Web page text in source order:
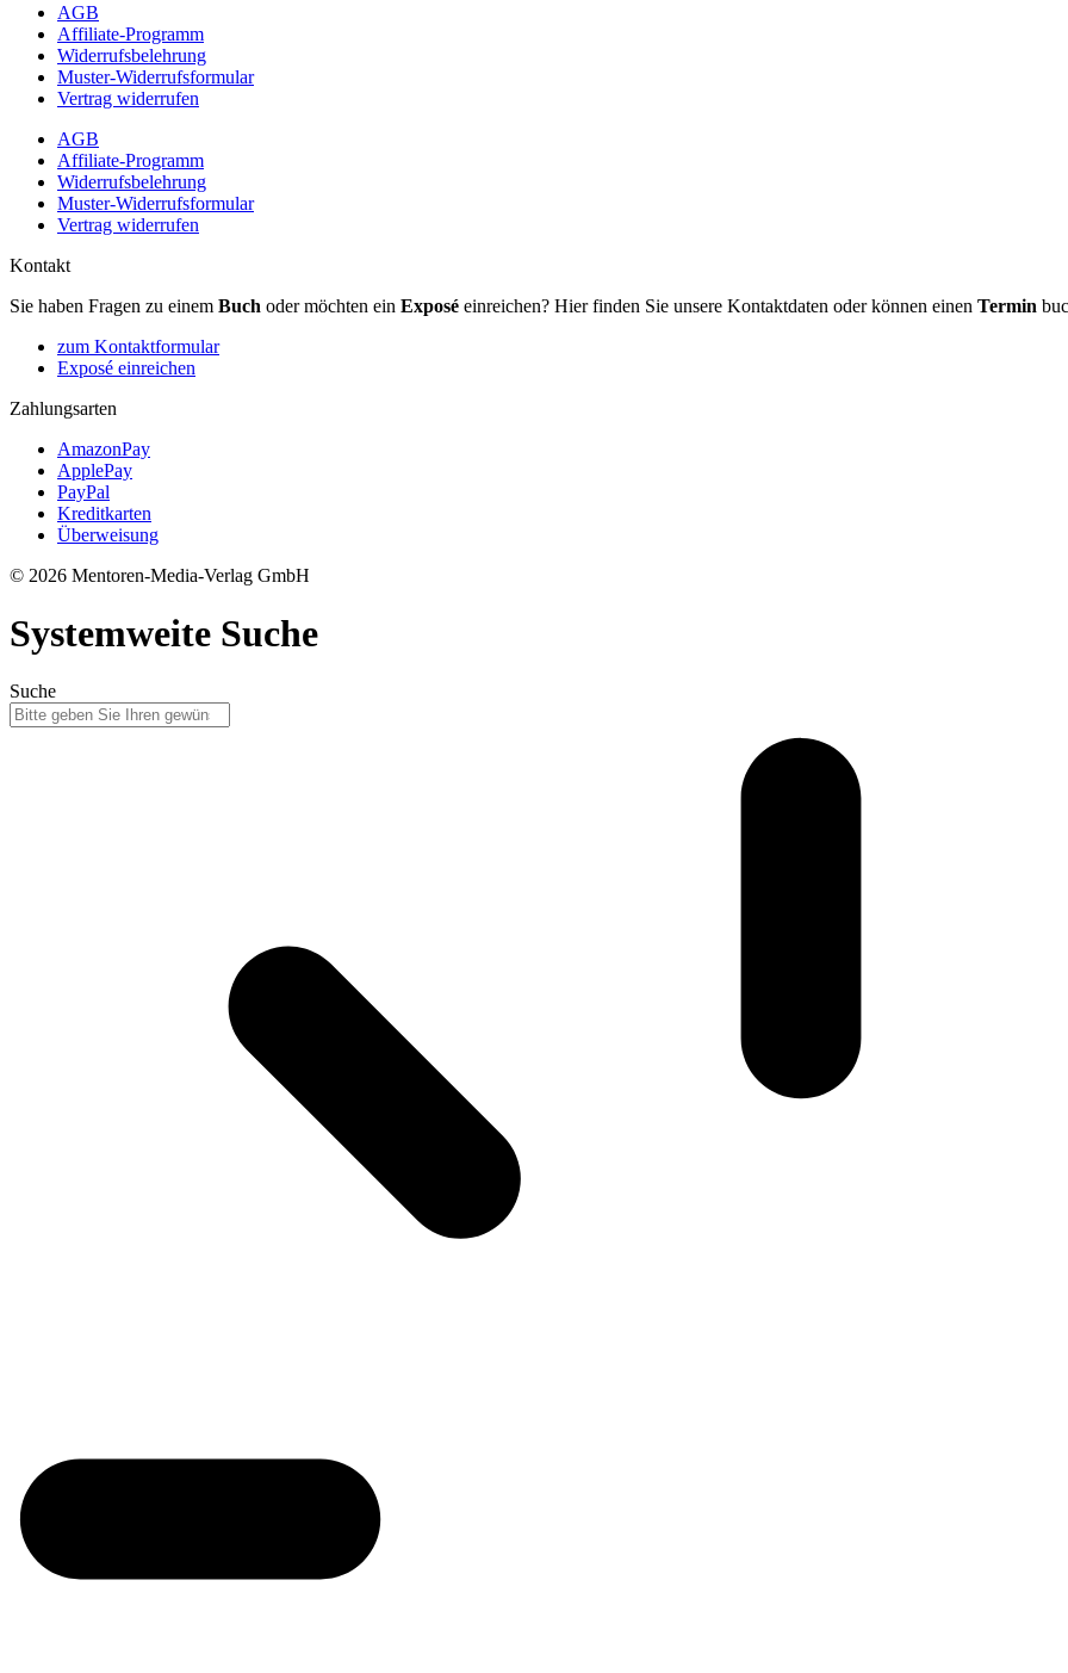
AGB
Affiliate-Programm
Widerrufsbelehrung
Muster-Widerrufsformular
Vertrag widerrufen
AGB
Affiliate-Programm
Widerrufsbelehrung
Muster-Widerrufsformular
Vertrag widerrufen
Kontakt
Sie haben Fragen zu einem Buch oder möchten ein Exposé einreichen? Hier finden Sie unsere Kontaktdaten oder können einen Termin
zum Kontaktformular
Exposé einreichen
Zahlungsarten
AmazonPay
ApplePay
PayPal
Kreditkarten
Überweisung
© 2026 Mentoren-Media-Verlag GmbH
Systemweite Suche
Suche